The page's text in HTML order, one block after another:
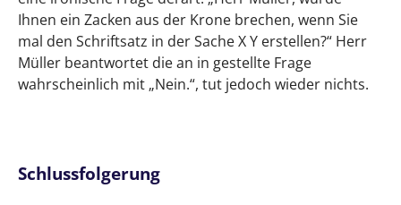
Ihnen ein Zacken aus der Krone brechen, wenn Sie
mal den Schriftsatz in der Sache X Y erstellen?“ Herr
Müller beantwortet die an in gestellte Frage
wahrscheinlich mit „Nein.“, tut jedoch wieder nichts.
Schlussfolgerung